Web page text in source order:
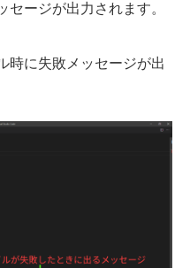
ージが出力されます。
時に失敗メッセージが出